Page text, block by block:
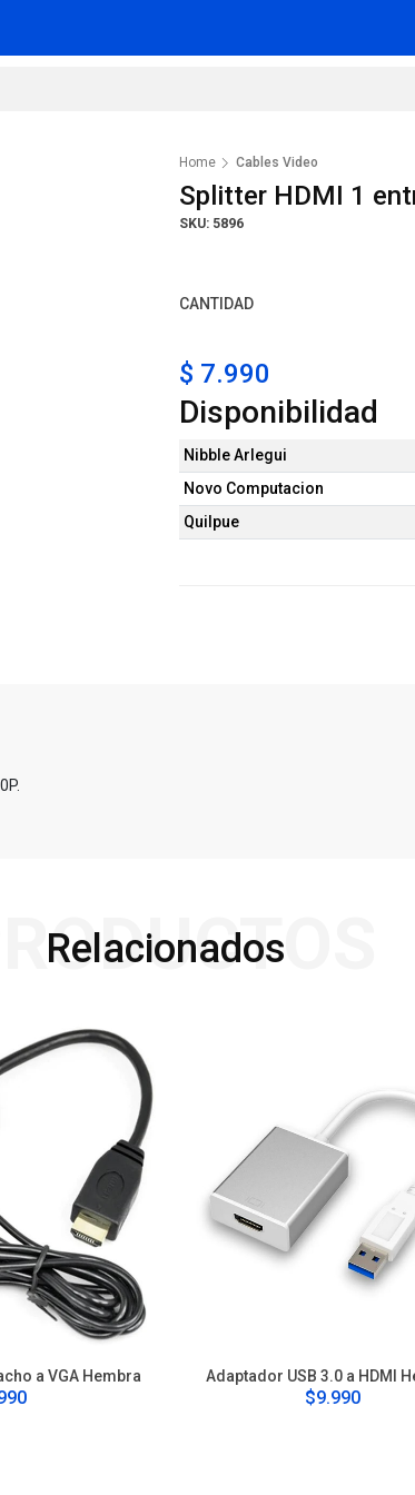
Home Cables Video
Splitter HDMI 1
SKU: 5896
CANTIDAD
$ 7.990
Disponibilidad
Nibble Arlegui
Novo Computacion
Quilpue
Relacionados
a VGA Hembra Adaptador USB 3.0 a HDMI
$9.990